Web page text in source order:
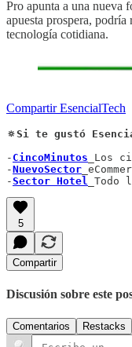
Pro apunta a una nueva
apuesta prospera,
tecnología cotidiana.
Compartir EsencialTech
🔅Si te gustó
- CincoMinutos _Los
-NuevoSector
-Sector Hotel
5
Compartir
Discusión sobre este
Comentarios Restacks